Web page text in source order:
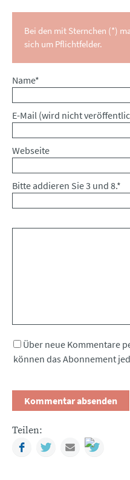
Bei den mit Sternchen (*)
sich um Pflichtfelder.
Pflichtfeld
Name*
Pflichtfeld
E-Mail (wird nicht
Webseite
Bitte addieren Sie 3 und 8.*
Über neue Kommentare
können das Abonnement
Teilen:
FacebookTwitterMail